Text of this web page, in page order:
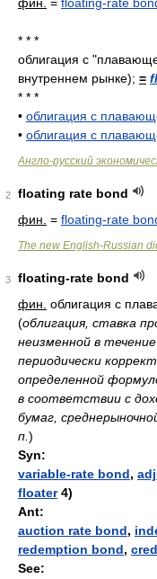
* * *
облигация с
внутреннем рынке); =
* * *
• облигация с
• облигация с
Англо-русский
2
floating rate bond
фин. = floating-rate
The new English-Russian
3
floating-rate bond
фин. облигация с
(облигация, ставка
неизменной в
периодически
определенной
в соответствии с
бумаг,
п. )
Syn:
variable-rate bond,
floater4)
Ant:
auction rate bond,
redemption bond,
See: